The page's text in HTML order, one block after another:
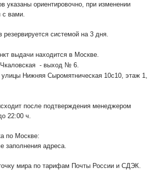
указаны ориентировочно, при изменении
с вами.
резервируется системой на 3 дня.
выдачи находится в Москве.
Чкаловская - выход № 6.
улицы Нижняя Сыромятническая 10с10, этаж 1,
после подтверждения менеджером
22:00 ч.
по Москве:
заполнения адреса.
мира по тарифам Почты России и СДЭК.